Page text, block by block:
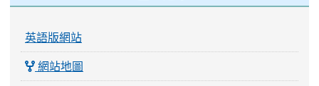
英語版網站
網站地圖